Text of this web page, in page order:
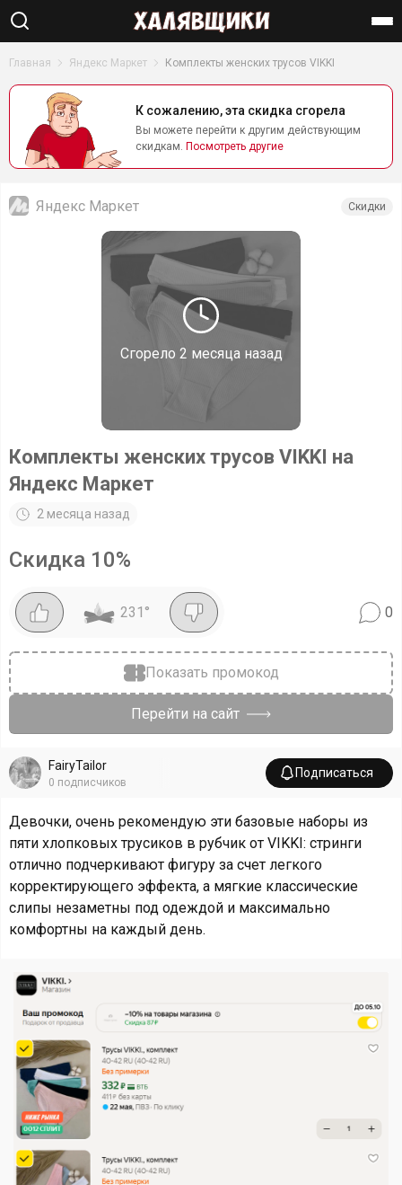
Главная Яндекс Маркет Комплекты женских трусов VIKKI
К сожалению, эта скидка сгорела
Вы можете перейти к другим действующим
скидкам. Посмотреть другие
Сгорело 2 месяца назад
Яндекс Маркет Скидки
Комплекты женских трусов VIKKI на
Яндекс Маркет
2 месяца назад
Скидка 10%
231 ° 0
Показать промокод
Перейти на сайт
FairyTailor
0 подписчиков
Подписаться
Девочки, очень рекомендую эти базовые наборы из
пяти хлопковых трусиков в рубчик от VIKKI: стринги
отлично подчеркивают фигуру за счет легкого
корректирующего эффекта, а мягкие классические
слипы незаметны под одеждой и максимально
комфортны на каждый день.